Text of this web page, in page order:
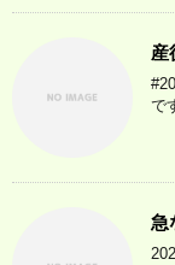
産
で
急